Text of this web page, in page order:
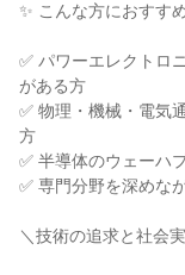
✨ こんな方におすす
✅ パワーエレクトロ
がある方
✅ 物理・機械・電気
方
✅ 半導体のウェーハ
✅ 専門分野を深めな
＼技術の追求と社会